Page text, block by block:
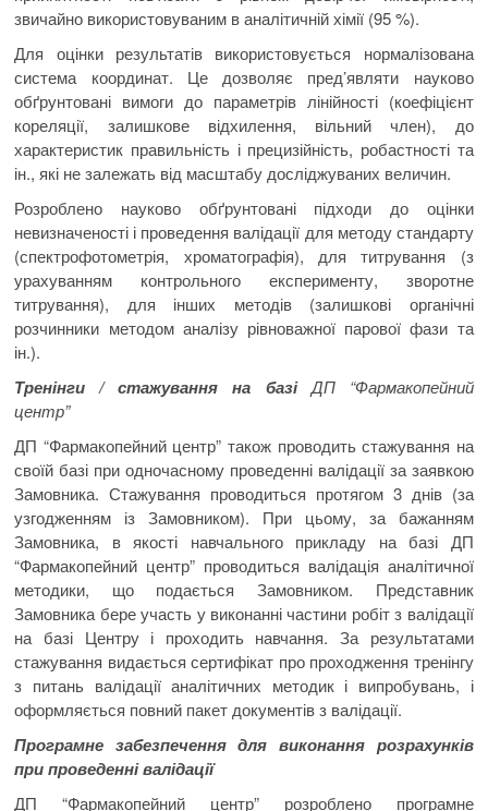
звичайно використовуваним в аналітичній хімії (95 %).
Для оцінки результатів використовується нормалізована
система координат. Це дозволяє пред’являти науково
обґрунтовані вимоги до параметрів лінійності (коефіцієнт
кореляції, залишкове відхилення, вільний член), до
характеристик правильність і прецизійність, робастності та
ін., які не залежать від масштабу досліджуваних величин.
Розроблено науково обґрунтовані підходи до оцінки
невизначеності і проведення валідації для методу стандарту
(спектрофотометрія, хроматографія), для титрування (з
урахуванням контрольного експерименту, зворотне
титрування), для інших методів (залишкові органічні
розчинники методом аналізу рівноважної парової фази та
ін.).
Тренінги / стажування на базіДП “Фармакопейний
центр”​
ДП “Фармакопейний центр” також проводить стажування на
своїй базі при одночасному проведенні валідації за заявкою
Замовника. Стажування проводиться протягом 3 днів (за
узгодженням із Замовником). При цьому, за бажанням
Замовника, в якості навчального прикладу на базі ДП
“Фармакопейний центр” проводиться валідація аналітичної
методики, що подається Замовником. Представник
Замовника бере участь у виконанні частини робіт з валідації
на базі Центру і проходить навчання. За результатами
стажування видається сертифікат про проходження тренінгу
з питань валідації аналітичних методик і випробувань, і
оформляється повний пакет документів з валідації.
Програмне забезпечення для виконання розрахунків
при проведенні валідації
ДП “Фармакопейний центр” розроблено програмне